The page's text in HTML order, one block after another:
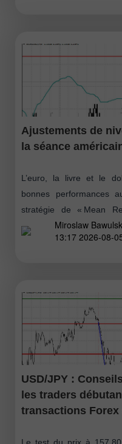
Ajustements de
la séance
L’euro, la livre et le
bonnes performances
stratégie de « Mean
position
Miroslaw
13:17 2026-08-
USD/JPY :
les traders
transactions Forex
Le test du prix à